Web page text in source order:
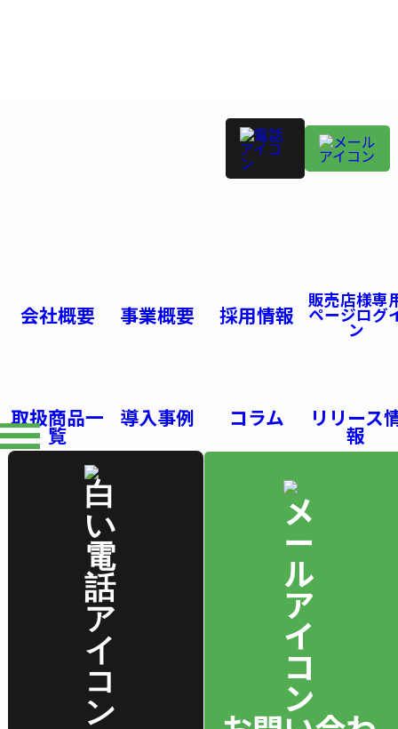
会社概要 事業概要 採用情報
販売店様専
ページログ
ン
取扱商品一
覧
導入事例 コラム リリース
報